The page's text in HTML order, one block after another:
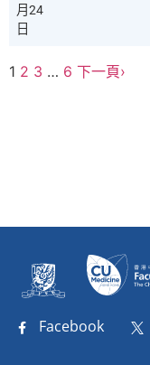
月24
日
1 2 3 … 6 下一頁›
Facebook